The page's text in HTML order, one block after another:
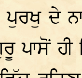
ਦੇ
ਪਾਸੋਂ